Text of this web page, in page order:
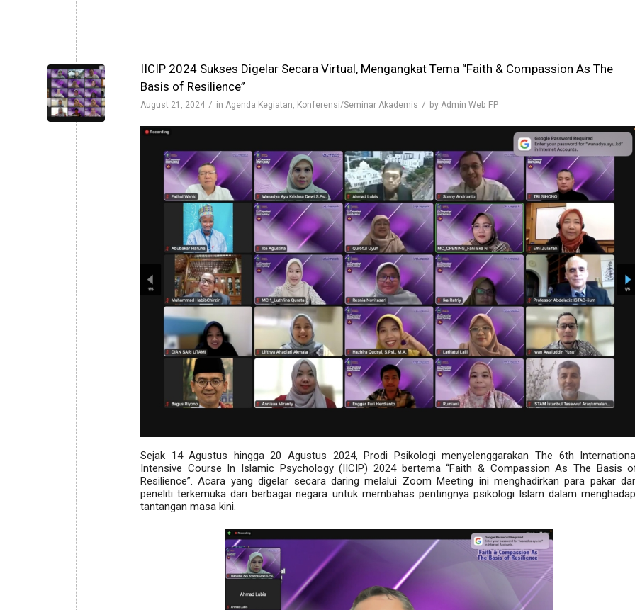
IICIP 2024 Sukses Digelar Secara Virtual, Mengangkat Tema “Faith & Compassion As The
Basis of Resilience”
August 21, 2024 / in Agenda Kegiatan, Konferensi/Seminar Akademis / by Admin Web FP
Sejak 14 Agustus hingga 20 Agustus 2024, Prodi Psikologi menyelenggarakan The 6th
Intensive Course In Islamic Psychology (IICIP) 2024 bertema “Faith & Compassion As The Basis
Resilience”. Acara yang digelar secara daring melalui Zoom Meeting ini menghadirkan para pakar
peneliti terkemuka dari berbagai negara untuk membahas pentingnya psikologi Islam dalam
tantangan masa kini.